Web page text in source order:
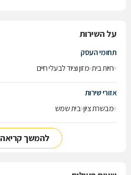
על השירות
תחומי העסק
חיות בית מזון וציוד לבעלי חיים
אזורי שירות
מבשרת ציון בית שמש
להמשך קריאה